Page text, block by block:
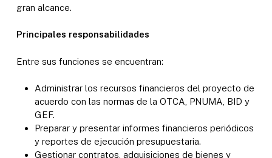
gran alcance.
Principales responsabilidades
Entre sus funciones se encuentran:
Administrar los recursos financieros del proyecto de
acuerdo con las normas de la OTCA, PNUMA, BID y
GEF.
Preparar y presentar informes financieros periódicos
y reportes de ejecución presupuestaria.
Gestionar contratos, adquisiciones de bienes y